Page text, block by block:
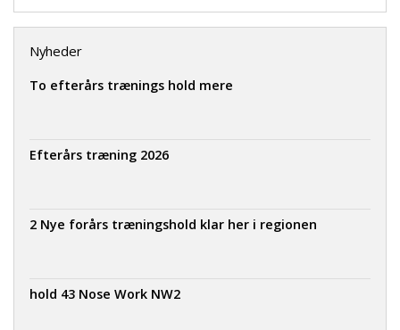
Nyheder
To efterårs trænings hold mere
Efterårs træning 2026
2 Nye forårs træningshold klar her i regionen
hold 43 Nose Work NW2